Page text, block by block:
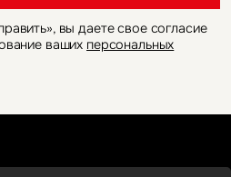
вы даете свое согласие
ваших персональных